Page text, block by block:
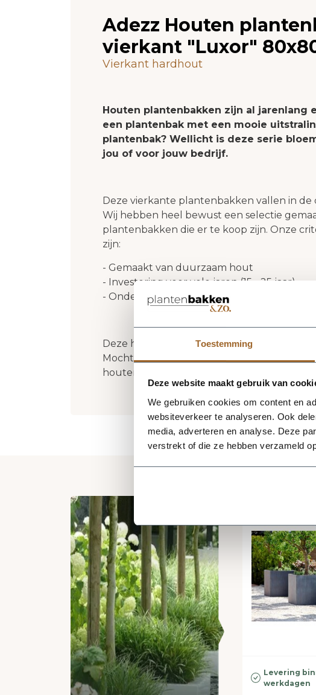
Toestemming
Deze website maakt gebruik van
We gebruiken cookies om content en
websiteverkeer te analyseren. Ook
media, adverteren en analyse. Deze
verstrekt of die ze hebben verzameld
Adezz Houten
vierkant "Luxor"
Vierkant hardhout
Houten plantenbakken zijn al jarenlang
een plantenbak met een mooie
plantenbak? Wellicht is deze serie
jou of voor jouw bedrijf.
Deze vierkante plantenbakken vallen in
Wij hebben heel bewust een selectie
plantenbakken die er te koop zijn. Onze
zijn:
- Gemaakt van duurzaam hout
- Investering voor vele jaren (15 - 25 jaar)
- Onderscheidende plantenbakken tov de
Deze houten plantenbakken zijn leverbaar
Mocht jouw gewenste maat er niet bij
houten plantenbakken op maat is ook
Levering
werkdagen